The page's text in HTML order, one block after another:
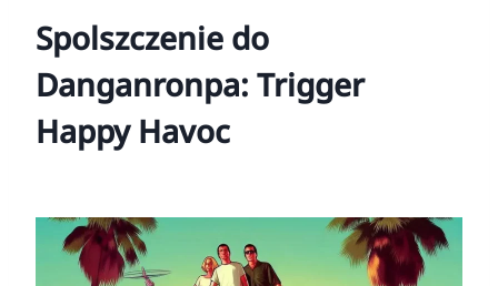
Spolszczenie do
Danganronpa: Trigger
Happy Havoc